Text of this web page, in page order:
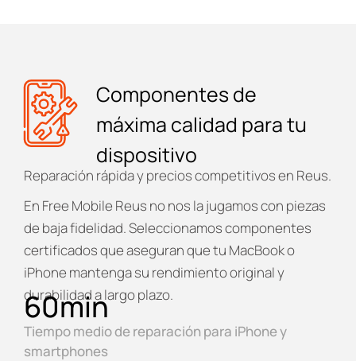
Componentes de
máxima calidad para tu
dispositivo
Reparación rápida y precios competitivos en Reus.
En Free Mobile Reus no nos la jugamos con piezas
de baja fidelidad. Seleccionamos componentes
certificados que aseguran que tu MacBook o
iPhone mantenga su rendimiento original y
durabilidad a largo plazo.
Tiempo medio de reparación para iPhone y
smartphones
60min